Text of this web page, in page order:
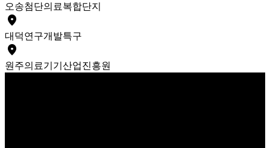
오송첨단의료복합단지
place
대덕연구개발특구
place
원주의료기기산업진흥원